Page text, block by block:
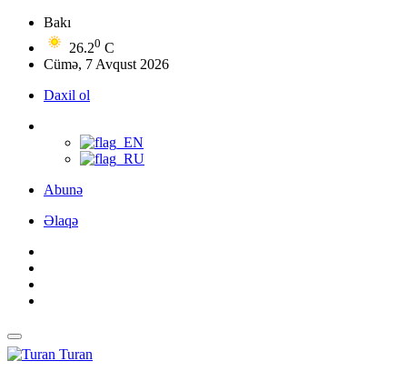
Bakı
26.20 C
Cümə, 7 Avqust 2026
Daxil ol
Abunə
Əlaqə
Turan